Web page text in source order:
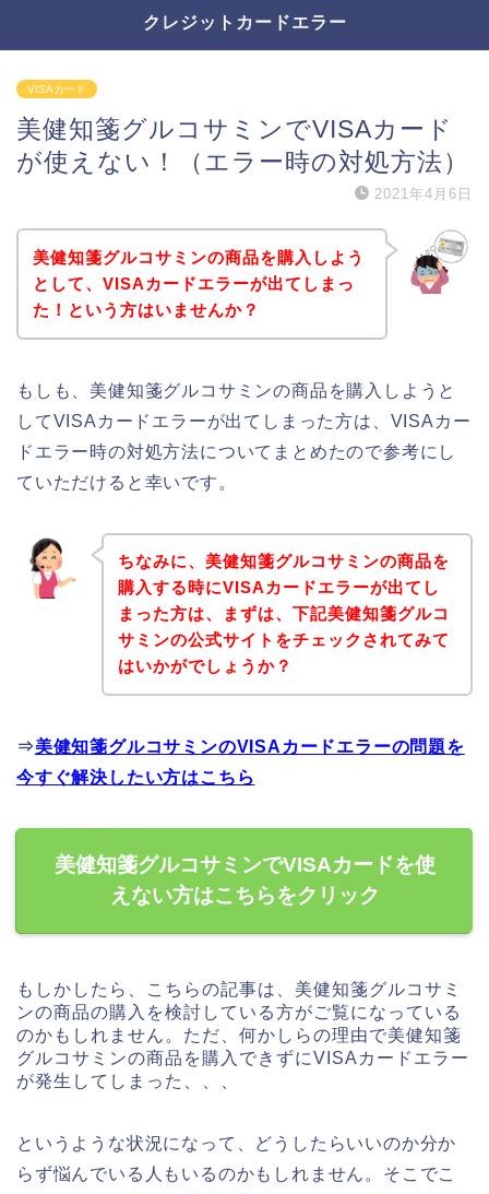
クレジットカードエラー
VISAカード
美健知箋グルコサミンでVISAカード
が使えない！（エラー時の対処方法）
2021年4月6日
美健知箋グルコサミンの商品を購入しよう
として、VISAカードエラーが出てしまっ
た！という方はいませんか？
もしも、美健知箋グルコサミンの商品を購入しようと
してVISAカードエラーが出てしまった方は、VISAカー
ドエラー時の対処方法についてまとめたので参考にし
ていただけると幸いです。
ちなみに、美健知箋グルコサミンの商品を
購入する時にVISAカードエラーが出てし
まった方は、まずは、下記美健知箋グルコ
サミンの公式サイトをチェックされてみて
はいかがでしょうか？
⇒美健知箋グルコサミンのVISAカードエラーの問題を
今すぐ解決したい方はこちら
美健知箋グルコサミンでVISAカードを使
えない方はこちらをクリック
もしかしたら、こちらの記事は、美健知箋グルコサミ
ンの商品の購入を検討している方がご覧になっている
のかもしれません。ただ、何かしらの理由で美健知箋
グルコサミンの商品を購入できずにVISAカードエラー
が発生してしまった、、、
というような状況になって、どうしたらいいのか分か
らず悩んでいる人もいるのかもしれません。そこでこ